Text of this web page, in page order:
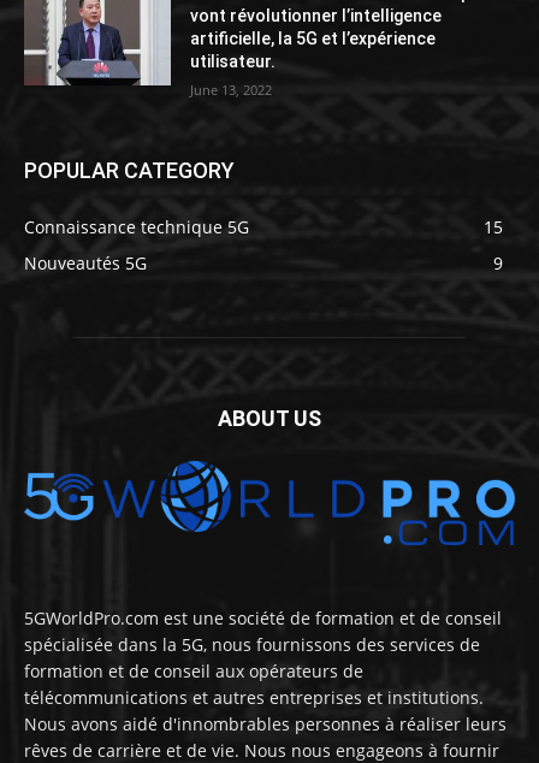
vont révolutionner l’intelligence
artificielle, la 5G et l’expérience
utilisateur.
June 13, 2022
POPULAR CATEGORY
Connaissance technique 5G
15
Nouveautés 5G
9
ABOUT US
5GWorldPro.com est une société de formation et de conseil
spécialisée dans la 5G, nous fournissons des services de
formation et de conseil aux opérateurs de
télécommunications et autres entreprises et institutions.
Nous avons aidé d'innombrables personnes à réaliser leurs
rêves de carrière et de vie. Nous nous engageons à fournir